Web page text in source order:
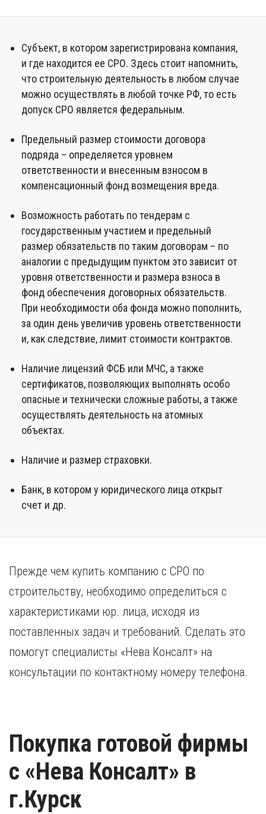
Субъект, в котором зарегистрирована компания,
и где находится ее СРО. Здесь стоит напомнить,
что строительную деятельность в любом случае
можно осуществлять в любой точке РФ, то есть
допуск СРО является федеральным.
Предельный размер стоимости договора
подряда – определяется уровнем
ответственности и внесенным взносом в
компенсационный фонд возмещения вреда.
Возможность работать по тендерам с
государственным участием и предельный
размер обязательств по таким договорам – по
аналогии с предыдущим пунктом это зависит от
уровня ответственности и размера взноса в
фонд обеспечения договорных обязательств.
При необходимости оба фонда можно пополнить,
за один день увеличив уровень ответственности
и, как следствие, лимит стоимости контрактов.
Наличие лицензий ФСБ или МЧС, а также
сертификатов, позволяющих выполнять особо
опасные и технически сложные работы, а также
осуществлять деятельность на атомных
объектах.
Наличие и размер страховки.
Банк, в котором у юридического лица открыт
счет и др.
Прежде чем купить компанию с СРО по
строительству, необходимо определиться с
характеристиками юр. лица, исходя из
поставленных задач и требований. Сделать это
помогут специалисты «Нева Консалт» на
консультации по контактному номеру телефона.
Покупка готовой фирмы
с «Нева Консалт» в
г.Курск